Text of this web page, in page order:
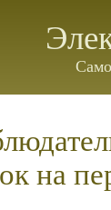
на